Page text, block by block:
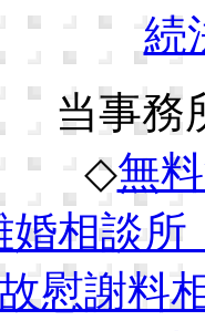
続
当事務
◇無
婚相談所
慰謝料